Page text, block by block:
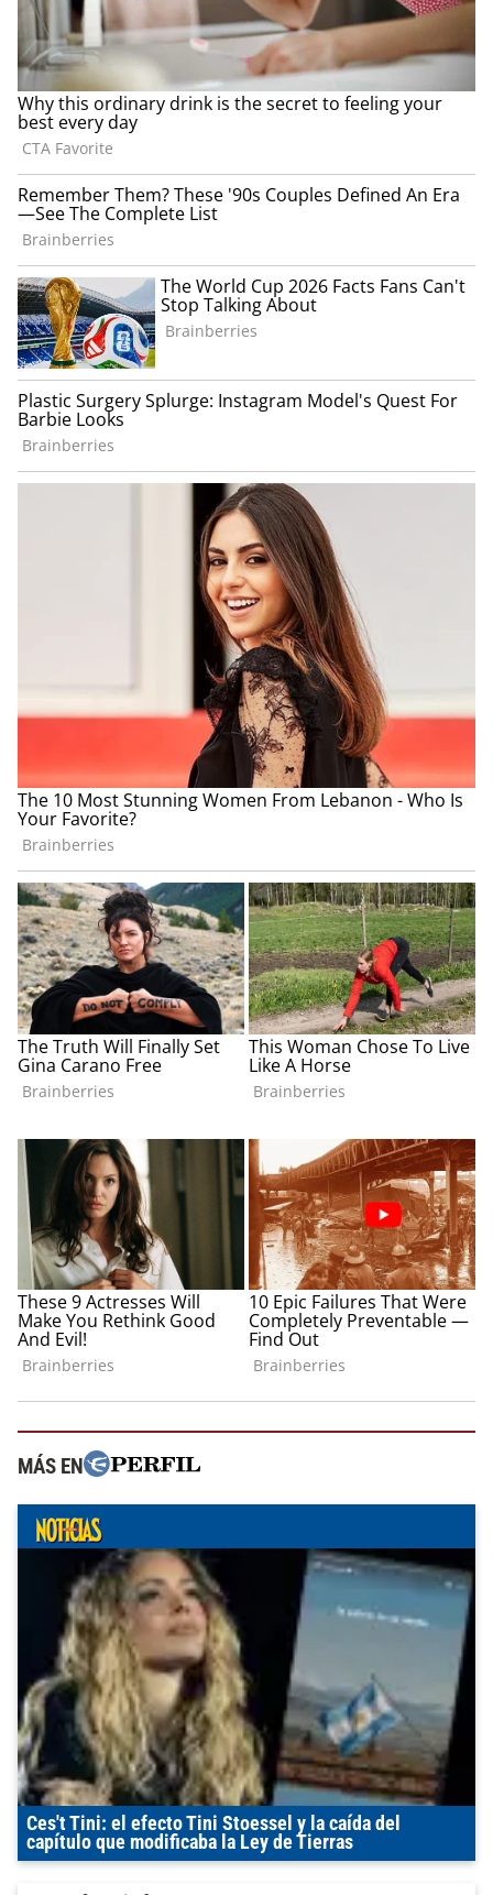
MÁS EN
Ces't Tini: el efecto Tini Stoessel y la caída del
capítulo que modificaba la Ley de Tierras